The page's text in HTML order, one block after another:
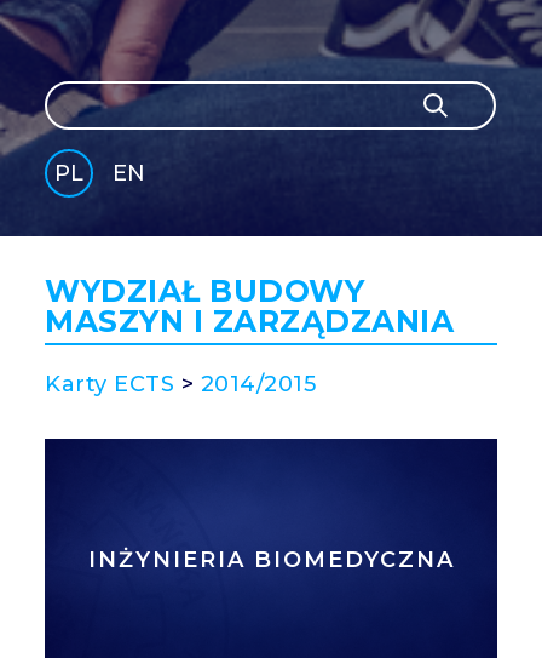
Szukaj
Szukaj
PL
EN
SH
WYDZIAŁ BUDOWY
MASZYN I ZARZĄDZANIA
Karty ECTS > 2014/2015
INŻYNIERIA BIOMEDYCZNA